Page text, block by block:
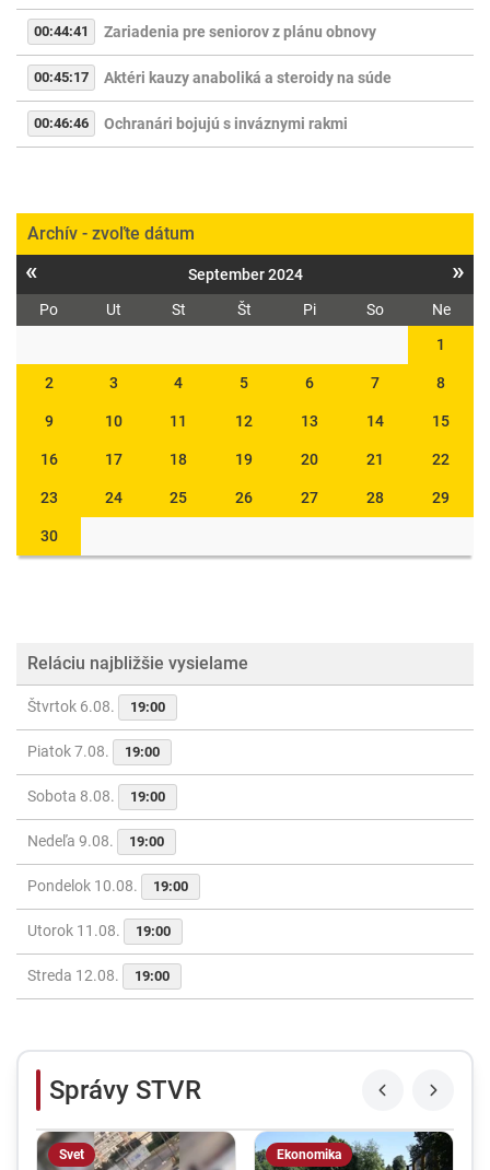
00:44:41 Zariadenia pre seniorov z plánu obnovy
00:45:17 Aktéri kauzy anaboliká a steroidy na súde
00:46:46 Ochranári bojujú s inváznymi rakmi
Archív - zvoľte dátum
« September 2024 »
Po Ut St Št Pi So
Ne
1
2 3 4 5 6 7 8
9 10 11 12 13 14 15
16 17 18 19 20 21 22
23 24 25 26 27 28 29
30
Reláciu najbližšie vysielame
Štvrtok 6.08. 19:00
Piatok 7.08. 19:00
Sobota 8.08. 19:00
Nedeľa 9.08. 19:00
Pondelok 10.08. 19:00
Utorok 11.08. 19:00
Streda 12.08. 19:00
Správy STVR
Svet Ekonomika